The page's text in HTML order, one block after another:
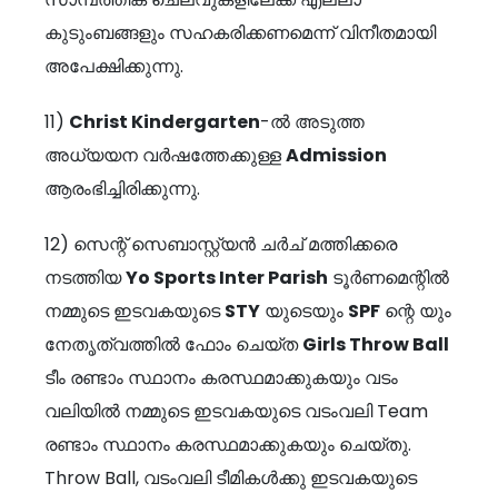
കുടുംബങ്ങളും സഹകരിക്കണമെന്ന് വിനീതമായി
അപേക്ഷിക്കുന്നു.
11) Christ Kindergarten-ൽ അടുത്ത
അധ്യയന വർഷത്തേക്കുള്ളAdmission
ആരംഭിച്ചിരിക്കുന്നു.
12) സെന്റ് സെബാസ്റ്റ്യൻ ചർച് മത്തിക്കരെ
നടത്തിയYo Sports Inter Parish ടൂർണമെന്റിൽ
നമ്മുടെ ഇടവകയുടെSTY യുടെയും SPF ന്റെ യും
നേതൃത്വത്തിൽ ഫോം ചെയ്തGirls Throw Ball
ടീം രണ്ടാം സ്ഥാനം കരസ്ഥമാക്കുകയും വടം
വലിയിൽ നമ്മുടെ ഇടവകയുടെ വടംവലി Team
രണ്ടാം സ്ഥാനം കരസ്ഥമാക്കുകയും ചെയ്തു.
Throw Ball, വടംവലി ടീമികൾക്കു ഇടവകയുടെ